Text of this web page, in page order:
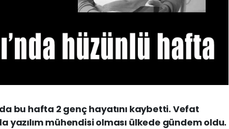
bu hafta 2 genç hayatını kaybetti. Vefat
yazılım mühendisi olması ülkede gündem oldu.